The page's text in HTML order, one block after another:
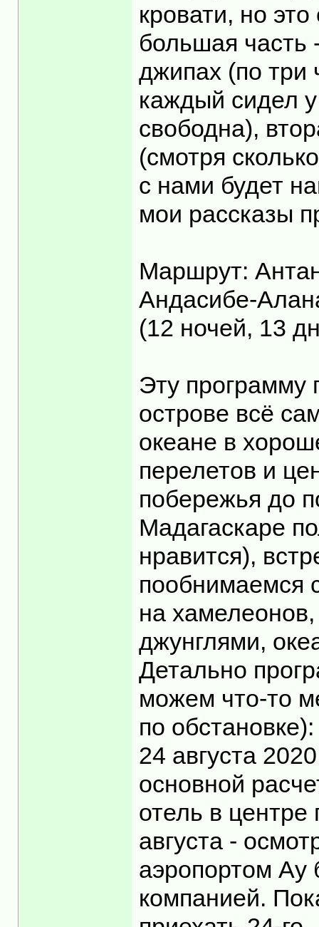
кровати, но
большая часть
джипах (по три
каждый сидел
свободна),
(смотря
с нами будет
мои рассказы
Маршрут:
Андасибе-
(12 ночей, 13
Эту программу
острове всё
океане в
перелетов и
побережья до
Мадагаскаре
нравится),
пообнимаемся
на
джунглями,
Детально
можем что-то
по обстановке):
24 августа
основной
отель в центре
августа -
аэропортом Ау
компанией.